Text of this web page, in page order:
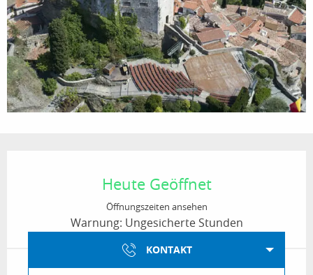
Heute Geöffnet
Öffnungszeiten ansehen
Warnung: Ungesicherte Stunden
KONTAKT